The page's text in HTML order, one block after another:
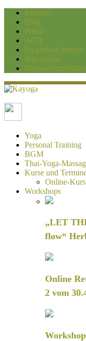
Kontakt
Blog
Preise
AGB
Hygiene-Konzept
Impressum
Kayoga
Yoga und
Yoga
Personal Training
BGM
Thai-Yoga-
Kurse und
Online-
Workshops
„LET
flow“
Online
2 vom